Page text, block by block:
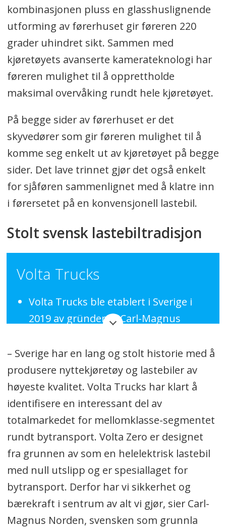
kombinasjonen pluss en glasshuslignende
utforming av førerhuset gir føreren 220
grader uhindret sikt. Sammen med
kjøretøyets avanserte kamerateknologi har
føreren mulighet til å opprettholde
maksimal overvåking rundt hele kjøretøyet.
På begge sider av førerhuset er det
skyvedører som gir føreren mulighet til å
komme seg enkelt ut av kjøretøyet på begge
sider. Det lave trinnet gjør det også enkelt
for sjåføren sammenlignet med å klatre inn
i førersetet på en konvensjonell lastebil.
Stolt svensk lastebiltradisjon
Volta Trucks
Volta Trucks ble etablert i Sverige i
2019 av gründerne Carl-Magnus
Hovedkontoret ligger i Stockholm.
Selskapets mål er å fremskynde og
lede overgangen til elektriske
lastebiler for transport i storbyer,
spesielt i Europa.
En viktig ambisjon for Volta Trucks er
å utvikle trygg og bærekraftig
transport med lastebiler. Siden
oppstarten har Volta Trucks derfor
innledet en rekke samarbeid og
– Sverige har en lang og stolt historie med å
produsere nyttekjøretøy og lastebiler av
høyeste kvalitet. Volta Trucks har klart å
identifisere en interessant del av
totalmarkedet for mellomklasse-segmentet
rundt bytransport. Volta Zero er designet
fra grunnen av som en helelektrisk lastebil
med null utslipp og er spesiallaget for
bytransport. Derfor har vi sikkerhet og
bærekraft i sentrum av alt vi gjør, sier Carl-
Magnus Norden, svensken som grunnla